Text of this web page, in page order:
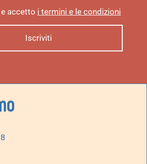
accetto i termini e le condizioni